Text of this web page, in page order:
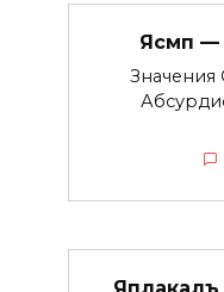
Ясмп —
Значения
Яплакалъ